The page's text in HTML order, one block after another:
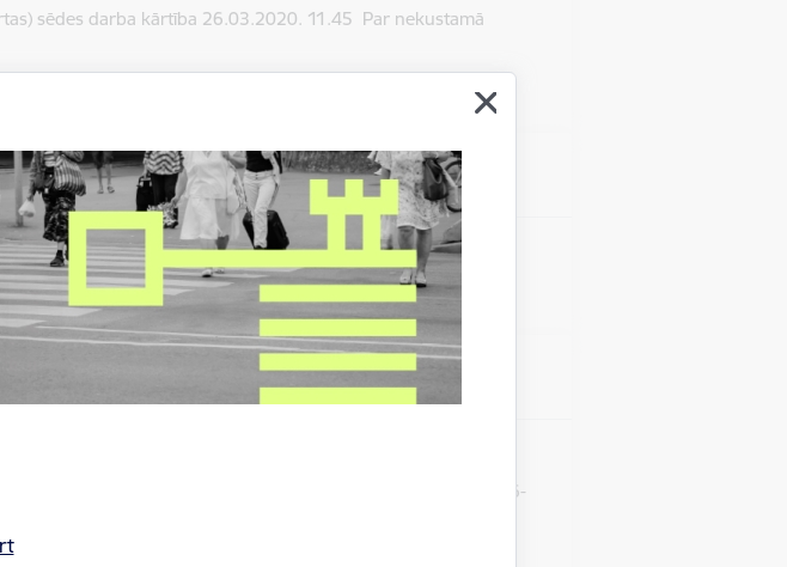
sēdes darba kārtība 26.03.2020. 11.45 Par nekustamā
Laiks
8.30–9.00
Atrašanās vieta
Rīgas domes sēžu zāle
administrācijas 10.sēde
Rīgas domes sēžu zāle
īpašuma nodokļa samaksas termiņa pārcelšanu RD-20-186-